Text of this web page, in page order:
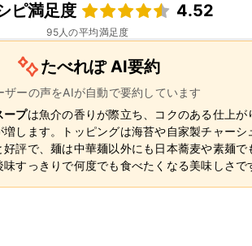
ピ満足度
4.52
95人の平均満足度
たべれぽ AI要約
ザーの声をAIが自動で要約しています
ープは魚介の香りが際立ち、コクのある仕上が
します。トッピングは海苔や自家製チャーシ
評で、麺は中華麺以外にも日本蕎麦や素麺で
すっきりで何度でも食べたくなる美味しさで